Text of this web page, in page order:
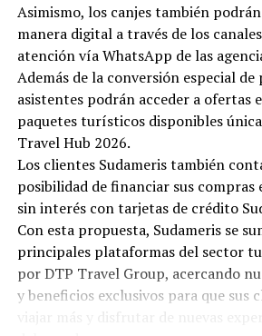
Asimismo, los canjes también
manera digital a través de los
atención vía WhatsApp de las
Además de la conversión especial
asistentes podrán acceder a ofertas
paquetes turísticos disponibles
Travel Hub 2026.
Los clientes Sudameris también
posibilidad de financiar sus compras
sin interés con tarjetas de crédito
Con esta propuesta, Sudameris se
principales plataformas del sector
por DTP Travel Group, acercando
y beneficios exclusivos para que sus